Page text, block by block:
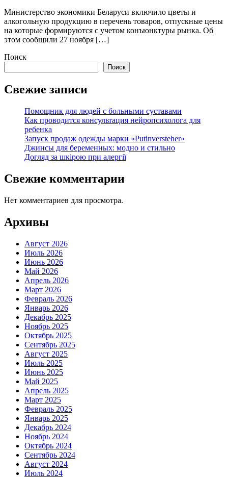
Министерство экономики Беларуси включило цветы и
алкогольную продукцию в перечень товаров, отпускные цены
на которые формируются с учетом конъюнктуры рынка. Об
этом сообщили 27 ноября […]
Поиск
Поиск
Свежие записи
Помощник для людей с больными суставами
Как проводится консультация нейропсихолога для
ребенка
Запуск продаж одежды марки «Putinversteher»
Джинсы для беременных: модно и стильно
Догляд за шкірою при алергії
Свежие комментарии
Нет комментариев для просмотра.
Архивы
Август 2026
Июль 2026
Июнь 2026
Май 2026
Апрель 2026
Март 2026
Февраль 2026
Январь 2026
Декабрь 2025
Ноябрь 2025
Октябрь 2025
Сентябрь 2025
Август 2025
Июль 2025
Июнь 2025
Май 2025
Апрель 2025
Март 2025
Февраль 2025
Январь 2025
Декабрь 2024
Ноябрь 2024
Октябрь 2024
Сентябрь 2024
Август 2024
Июль 2024